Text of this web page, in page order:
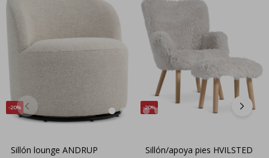
20
Sillón lounge ANDRUP
20
Sillón/apoya pies HVILSTED